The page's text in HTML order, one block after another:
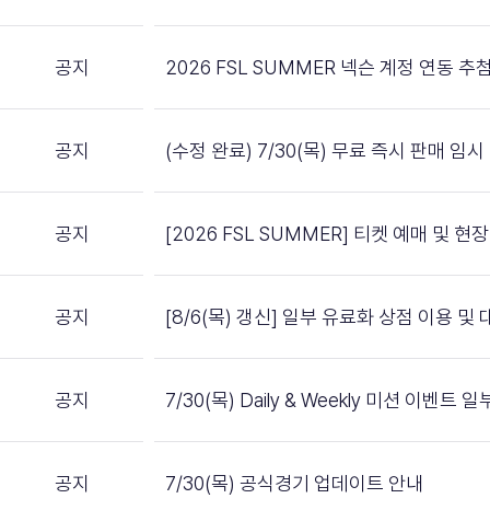
공지 2026 FSL SUMMER 넥슨 계정 연동 추
공지 (수정 완료) 7/30(목) 무료 즉시 판매 임시
공지 [2026 FSL SUMMER] 티켓 예매 및 현
공지 [8/6(목) 갱신] 일부 유료화 상점 이용 및
공지 7/30(목) Daily & Weekly 미션 이벤트 일
공지 7/30(목) 공식경기 업데이트 안내